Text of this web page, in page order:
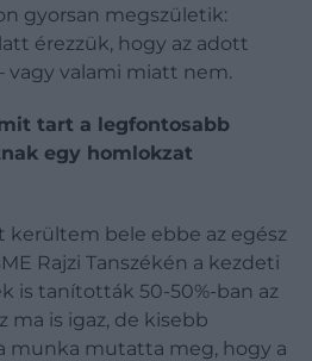
gyorsan megszületik:
érezzük, hogy az adott
valami miatt nem.
tart a legfontosabb
egy homlokzat
kerültem bele ebbe az egész
Rajzi Tanszékén a kezdeti
is tanították 50-50%-ban az
ma is igaz, de kisebb
munka mutatta meg, hogy a